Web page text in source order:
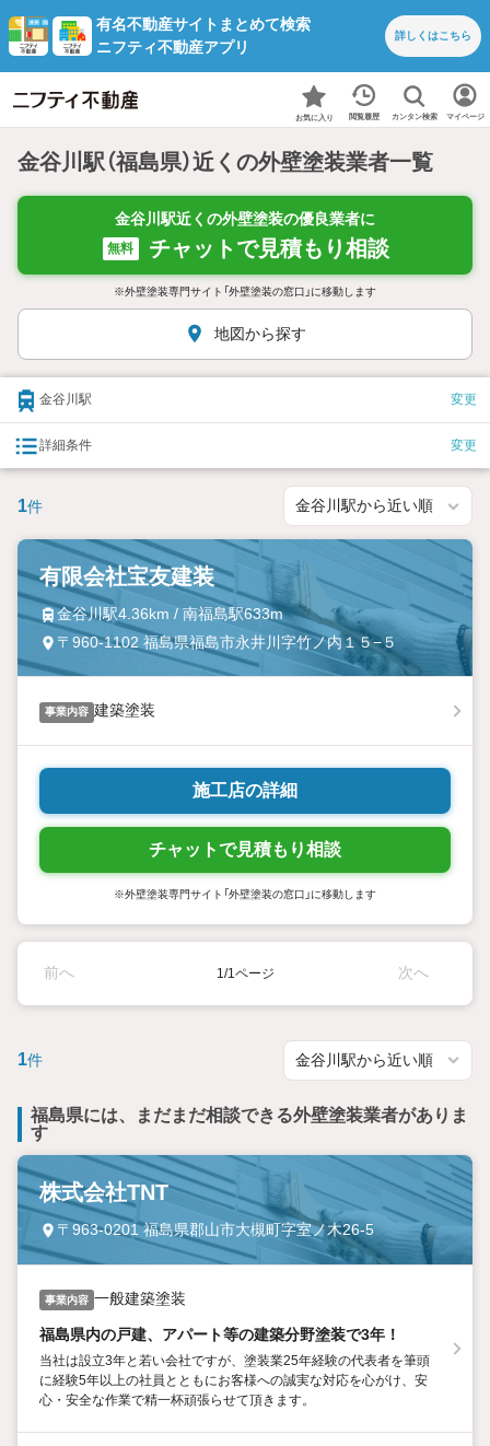
有名不動産サイトまとめて検索
ニフティ不動産アプリ
詳しくはこちら
お気に入り 閲覧履歴 カンタン検索 マイページ
金谷川駅（福島県）近くの外壁塗装業者一覧
金谷川駅近くの外壁塗装の優良業者に
無料 チャットで見積もり相談
※外壁塗装専門サイト「外壁塗装の窓口」に移動します
地図から探す
金谷川駅 変更
詳細条件 変更
1件
有限会社宝友建装
金谷川駅4.36km / 南福島駅633m
〒960-1102 福島県福島市永井川字竹ノ内１５−５
事業内容 建築塗装
施工店の詳細
チャットで見積もり相談
※外壁塗装専門サイト「外壁塗装の窓口」に移動します
前へ 1/1ページ 次へ
1件
福島県には、まだまだ相談できる外壁塗装業者がありま
す
株式会社TNT
〒963-0201 福島県郡山市大槻町字室ノ木26-5
事業内容 一般建築塗装
福島県内の戸建、アパート等の建築分野塗装で3年！
当社は設立3年と若い会社ですが、塗装業25年経験の代表者を筆頭
に経験5年以上の社員とともにお客様への誠実な対応を心がけ、安
心・安全な作業で精一杯頑張らせて頂きます。